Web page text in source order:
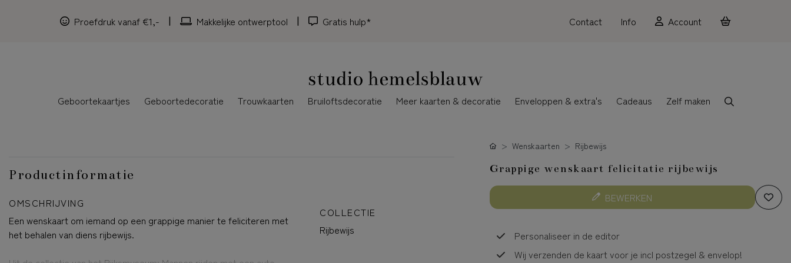
Proefdruk vanaf €1,- Makkelijke ontwerptool Gratis hulp* Contact Info Account
Geboortekaartjes Geboortedecoratie Trouwkaarten Bruiloftsdecoratie Meer kaarten & decoratie Enveloppen & extra's Cadeaus Zelf maken
Productinformatie
OMSCHRIJVING
Een wenskaart om iemand op een grappige manier te feliciteren met
het behalen van diens rijbewijs.
COLLECTIE
Rijbewijs
Wenskaarten Rijbewijs
Grappige wenskaart felicitatie rijbewijs
BEWERKEN
Personaliseer in de editor
Wij verzenden de kaart voor je incl postzegel & envelop!